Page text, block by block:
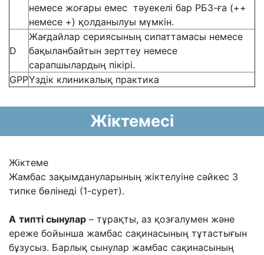
немесе жоғары емес тәуекелі бар РБЗ-ға (++
немесе +) қолданылуы мүмкін.
D
Жағдайлар сериясының сипаттамасы немесе
бақыланбайтын зерттеу немесе
сарапшылардың пікірі.
GPPҮздік клиникалық практика
Жіктемесі
Жіктеме
Жамбас зақымдануларының жіктелуіне сәйкес 3
типке бөлінеді (1-сурет).
А типті сынулар – тұрақты, аз қозғалумен және
ереже бойынша жамбас сақинасының тұтастығын
бұзусыз. Барлық сынулар жамбас сақинасының